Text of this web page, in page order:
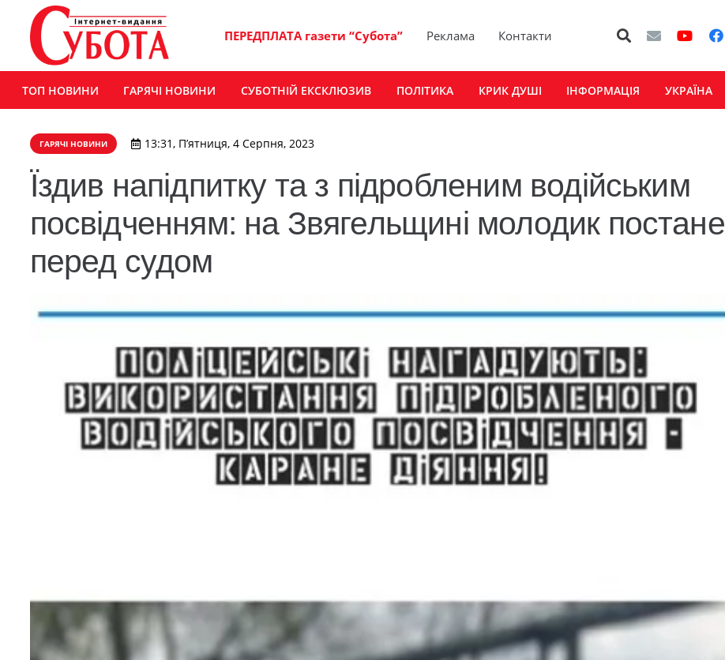
ПЕРЕДПЛАТА газети “Субота” Реклама Контакти
ТОП НОВИНИ ГАРЯЧІ НОВИНИ СУБОТНІЙ ЕКСКЛЮЗИВ ПОЛІТИКА КРИК ДУШІ ІНФОРМАЦІЯ УКРАЇНА
ГАРЯЧІ НОВИНИ 13:31, П’ятниця, 4 Серпня, 2023
Їздив напідпитку та з підробленим водійським
посвідченням: на Звягельщині молодик постане
перед судом